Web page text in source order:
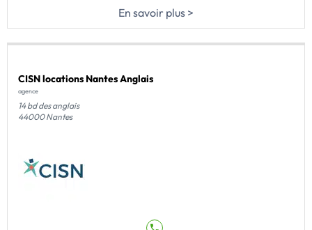
En savoir plus >
CISN locations Nantes Anglais
agence
14 bd des anglais
44000 Nantes